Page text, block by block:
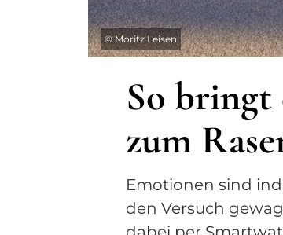
© Moritz Leisen
So bringt
zum
Emotionen sind
den Versuch